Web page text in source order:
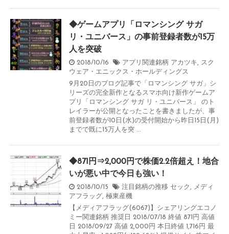
◆ゲームアプリ「ロマンシング サガ
リ・ユニバース」の事前登録者数が15万
人を突破
2018/10/16 アプリ関連銘柄 アカツキ, スク
ウェア・エニックス・ホールディングス
9月20日のブログ記事で「ロマンシング サガ」シ
リーズの完全新作となるスマホ向け新作ゲームア
プリ「ロマンシング サガ リ・ユニバース」 のト
レイラーが公開となったことを書きましたが、事
前登録者数が10日(水)の受付開始から昨日15日(月)
までで既に15万人を突 ...
◆871円⇒2,000円で株価2.2倍超え！地合
いが悪い中で今日も強い！
2018/10/15 注目銘柄の推移 セック , メディ
アフラッグ, 極東産機
【メディアフラッグ(6067)】シェアリングエコノ
ミー関連銘柄 推奨日 2018/07/18 終値 871円 高値
日 2018/09/27 高値 2,000円 本日終値 1,716円 最